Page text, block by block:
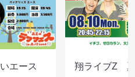
エース
翔ライブZ